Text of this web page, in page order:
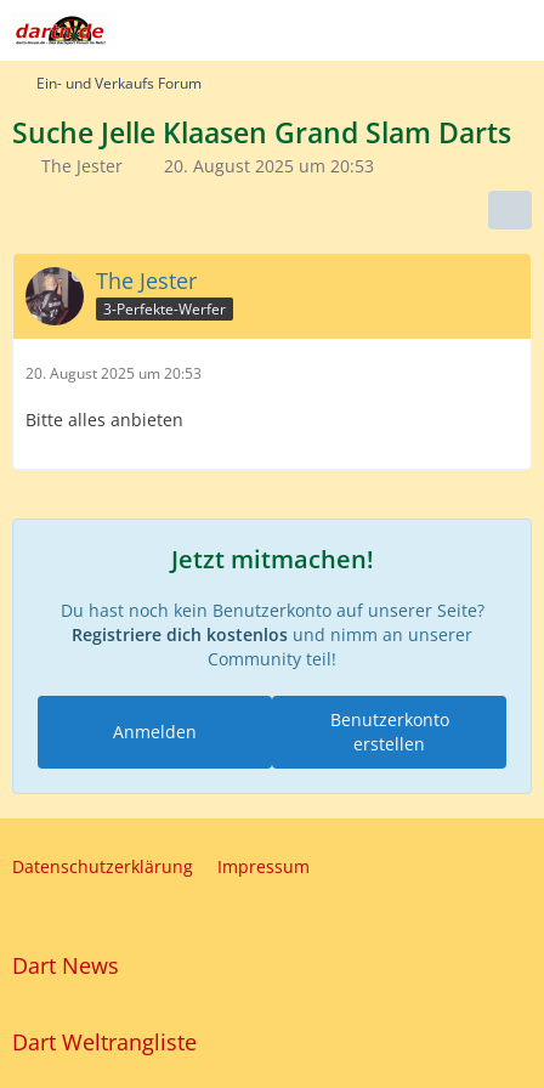
Ein- und Verkaufs Forum
Suche Jelle Klaasen Grand Slam Darts
The Jester 20. August 2025 um 20:53
The Jester
3-Perfekte-Werfer
20. August 2025 um 20:53
Bitte alles anbieten
Jetzt mitmachen!
Du hast noch kein Benutzerkonto auf unserer Seite?
Registriere dich kostenlos und nimm an unserer
Community teil!
Benutzerkonto
erstellen
Anmelden
Datenschutzerklärung Impressum
Dart News
Dart Weltrangliste